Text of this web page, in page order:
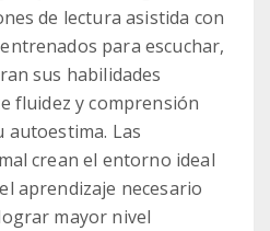
de lectura asistida con
para escuchar,
sus habilidades
fluidez y comprensión
autoestima. Las
crean el entorno ideal
aprendizaje necesario
mayor nivel